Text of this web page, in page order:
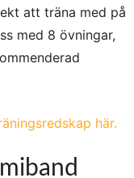
att träna med på
med 8 övningar,
här.